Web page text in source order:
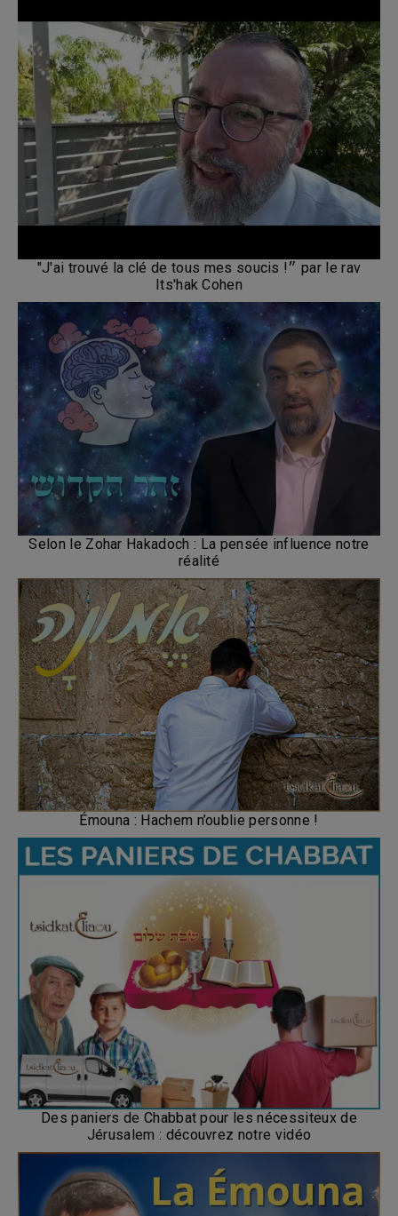
"J'ai trouvé la clé de tous mes soucis !״ par le rav
Its'hak Cohen
Selon le Zohar Hakadoch : La pensée influence notre
réalité
Émouna : Hachem n’oublie personne !
Des paniers de Chabbat pour les nécessiteux de
Jérusalem : découvrez notre vidéo